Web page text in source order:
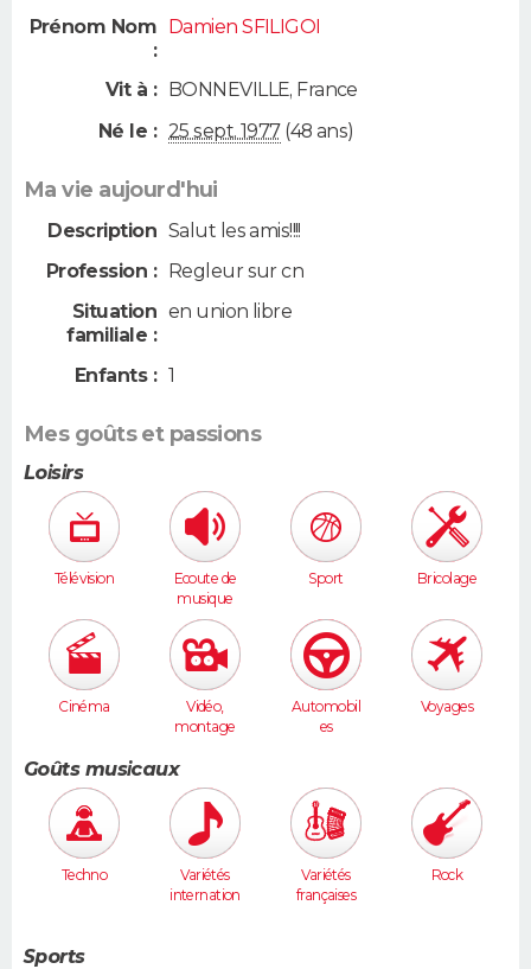
Prénom Nom
:
Damien SFILIGOI
Vit à : BONNEVILLE, France
Né le : 25 sept. 1977(48 ans)
Ma vie aujourd'hui
Description Salut les amis!!!!
Profession : Regleur sur cn
Situation
familiale :
en union libre
Enfants : 1
Mes goûts et passions
Loisirs
Télévision
Ecoute de
musique
Sport Bricolage
Cinéma
Vidéo,
montage
Automobil
es
Voyages
Goûts musicaux
Techno
Variétés
internation
Variétés
françaises
Rock
Sports